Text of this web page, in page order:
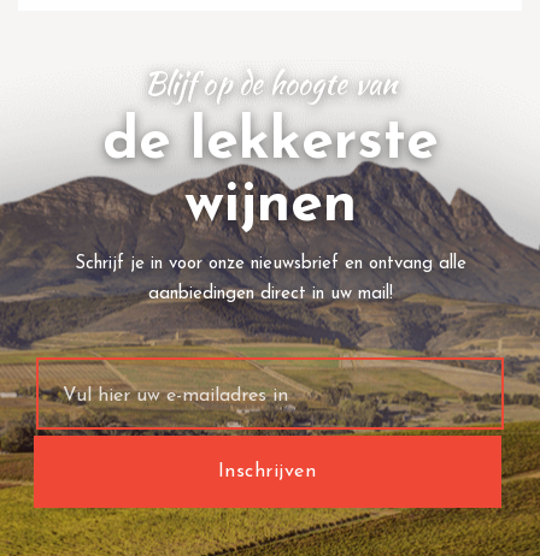
Blijf op de hoogte van
de lekkerste
wijnen
Schrijf je in voor onze nieuwsbrief en ontvang alle
aanbiedingen direct in uw mail!